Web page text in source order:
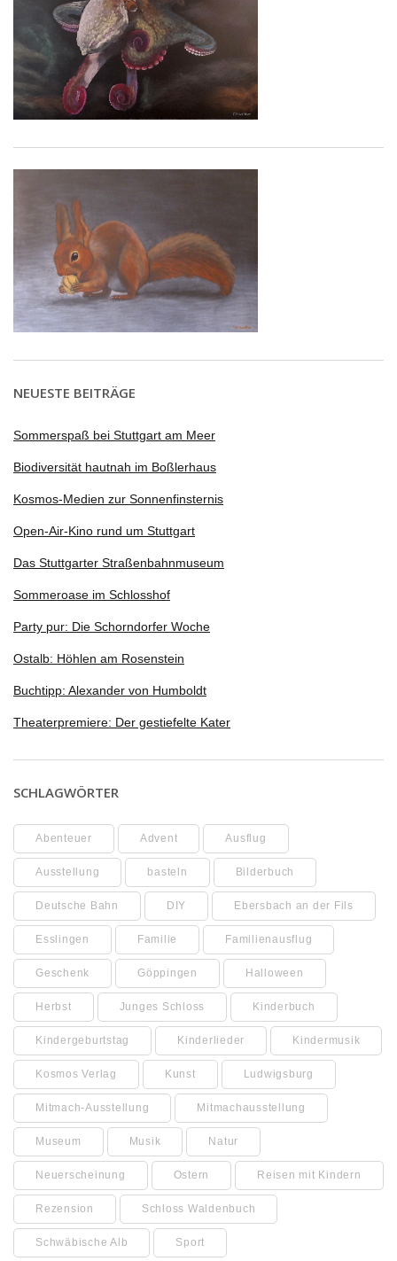
NEUESTE BEITRÄGE
Sommerspaß bei Stuttgart am Meer
Biodiversität hautnah im Boßlerhaus
Kosmos-Medien zur Sonnenfinsternis
Open-Air-Kino rund um Stuttgart
Das Stuttgarter Straßenbahnmuseum
Sommeroase im Schlosshof
Party pur: Die Schorndorfer Woche
Ostalb: Höhlen am Rosenstein
Buchtipp: Alexander von Humboldt
Theaterpremiere: Der gestiefelte Kater
SCHLAGWÖRTER
Abenteuer Advent Ausflug
Ausstellung basteln Bilderbuch
Deutsche Bahn DIY Ebersbach an der Fils
Esslingen Familie Familienausflug
Geschenk Göppingen Halloween
Herbst Junges Schloss Kinderbuch
Kindergeburtstag Kinderlieder Kindermusik
Kosmos Verlag Kunst Ludwigsburg
Mitmach-Ausstellung Mitmachausstellung
Museum Musik Natur
Neuerscheinung Ostern Reisen mit Kindern
Rezension Schloss Waldenbuch
Schwäbische Alb Sport